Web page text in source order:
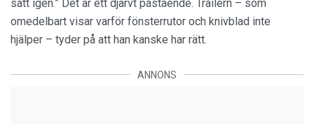
sätt igen.” Det är ett djärvt påstående. Trailern – som
omedelbart visar varför fönsterrutor och knivblad inte
hjälper – tyder på att han kanske har rätt.
ANNONS